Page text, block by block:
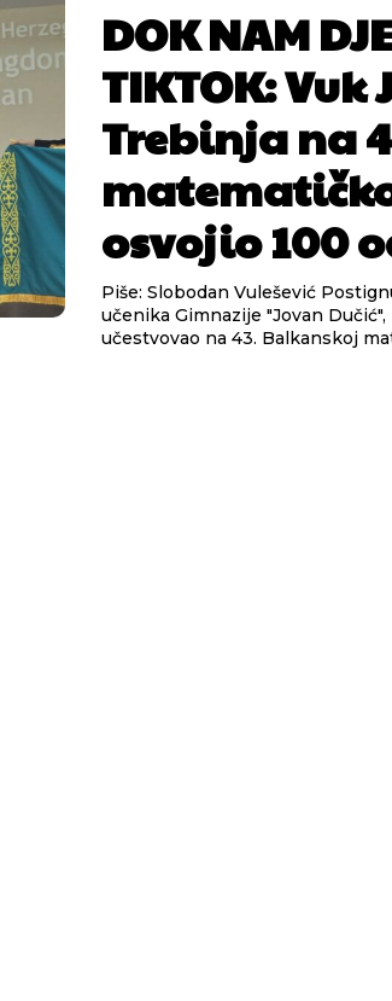
DOK NAM
TIKTOK: Vuk
Trebinja na
osvojio 100
Piše: Slobodan Vulešević Postignuće Vuka Jankovića iz Trebinja,
učenika Gimnazije "Jovan
učestvovao na 43. Balkanskoj